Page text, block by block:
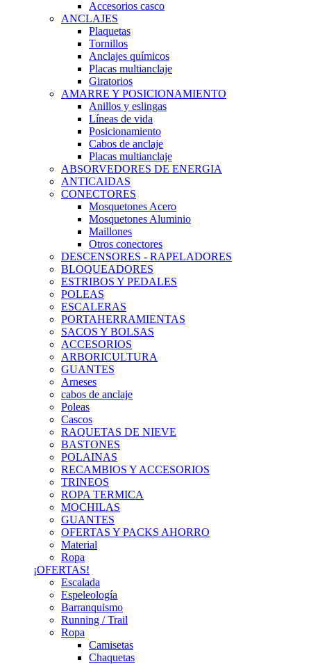
Accesorios casco
ANCLAJES
Plaquetas
Tornillos
Anclajes químicos
Placas multianclaje
Giratorios
AMARRE Y POSICIONAMIENTO
Anillos y eslingas
Líneas de vida
Posicionamiento
Cabos de anclaje
Placas multianclaje
ABSORVEDORES DE ENERGIA
ANTICAIDAS
CONECTORES
Mosquetones Acero
Mosquetones Aluminio
Maillones
Otros conectores
DESCENSORES - RAPELADORES
BLOQUEADORES
ESTRIBOS Y PEDALES
POLEAS
ESCALERAS
PORTAHERRAMIENTAS
SACOS Y BOLSAS
ACCESORIOS
ARBORICULTURA
GUANTES
Arneses
cabos de anclaje
Poleas
Cascos
RAQUETAS DE NIEVE
BASTONES
POLAINAS
RECAMBIOS Y ACCESORIOS
TRINEOS
ROPA TERMICA
MOCHILAS
GUANTES
OFERTAS Y PACKS AHORRO
Material
Ropa
¡OFERTAS!
Escalada
Espeleología
Barranquismo
Running / Trail
Ropa
Camisetas
Chaquetas